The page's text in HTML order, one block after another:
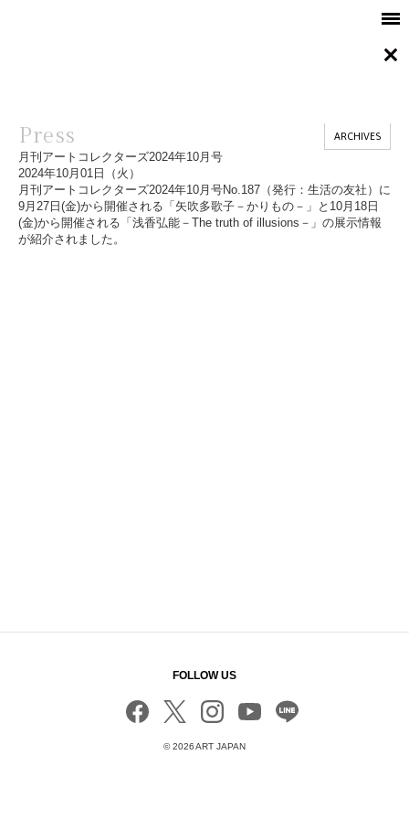
Press ARCHIVES
月刊アートコレクターズ2024年10月号
2024年10月01日（火）
月刊アートコレクターズ2024年10月号No.187（発行：生活の友社）に
9月27日(金)から開催される「矢吹多歌子－かりもの－」と10月18日
(金)から開催される「浅香弘能－The truth of illusions－」の展示情報
が紹介されました。
FOLLOW US
©2026 ART JAPAN